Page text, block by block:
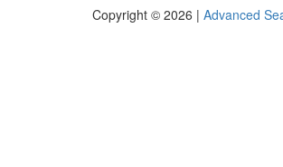
Copyright © 2026 | Advanced